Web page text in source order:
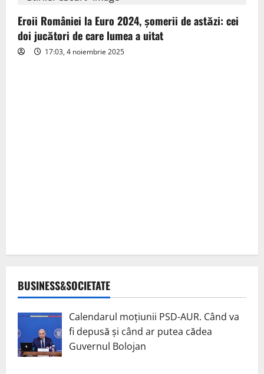
Eroii României la Euro 2024, șomerii de astăzi: cei
doi jucători de care lumea a uitat
17:03, 4 noiembrie 2025
BUSINESS&SOCIETATE
Calendarul moțiunii PSD-AUR. Când va
fi depusă și când ar putea cădea
Guvernul Bolojan